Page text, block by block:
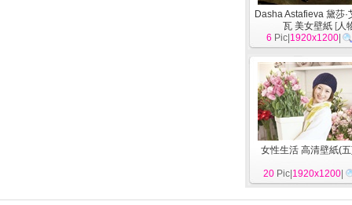
Dasha Astafieva 黛莎·
瓦 美女壁紙 [人
6 Pic| 1920x1200
女性生活 高清壁紙(
20 Pic| 1920x1200